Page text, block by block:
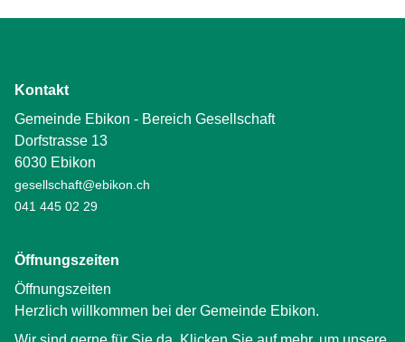
Kontakt
Gemeinde Ebikon - Bereich Gesellschaft
Dorfstrasse 13
6030 Ebikon
gesellschaft@ebikon.ch
041 445 02 29
Öffnungszeiten
Öffnungszeiten
Herzlich willkommen bei der Gemeinde Ebikon.